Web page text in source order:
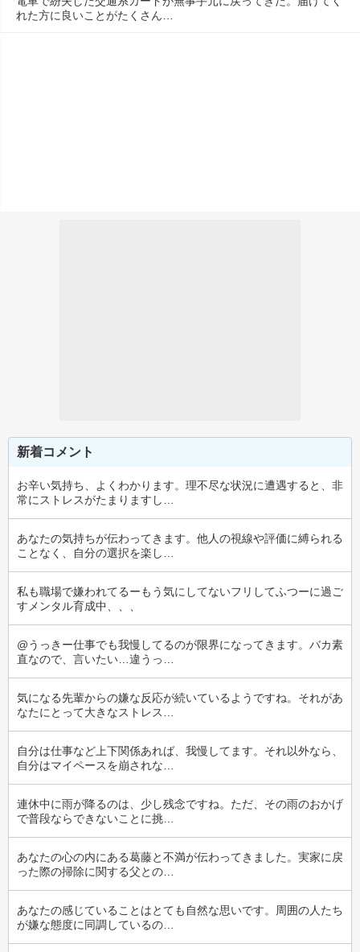
れた方に良いことがたくさん…
新着コメント
お辛い気持ち、よくわかります。理不尽な状況に遭遇すると、非
常にストレスがたまりますし…
あなたの気持ちが伝わってきます。他人の視線や評価に縛られる
ことなく、自分の選択を楽し…
私も職場で嫌われてるーもう気にしてないフリしてふつーに過ご
すメンタル育成中、、、
@うっきー仕事でも我慢してるのが限界になってきます。バカ素
直なので、言いたい…違うっ…
気になる先輩からの嫌な反応が続いているようですね。それがあ
なたにとって大きなストレス…
自分は仕事など上下関係あれば、我慢してます。それ以外なら、
自分はマイペースを崩されな…
連休中に雨が降るのは、少し残念ですね。ただ、その雨のおかげ
で普段ならできないことに挑…
あなたの心の内にある葛藤と不満が伝わってきました。実家に戻
った際の掃除に関する父との…
あなたの感じていることはとても自然な思いです。周囲の人たち
が嫌な態度に同調しているの…